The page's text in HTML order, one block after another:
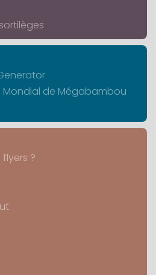
Mondial de Mégabambou
?